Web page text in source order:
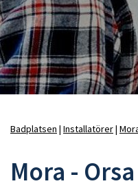
Badplatsen Installatörer
Mora - Orsa